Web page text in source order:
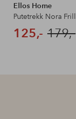
Ellos Home
Putetrekk Nora Frill
125,- 179,-